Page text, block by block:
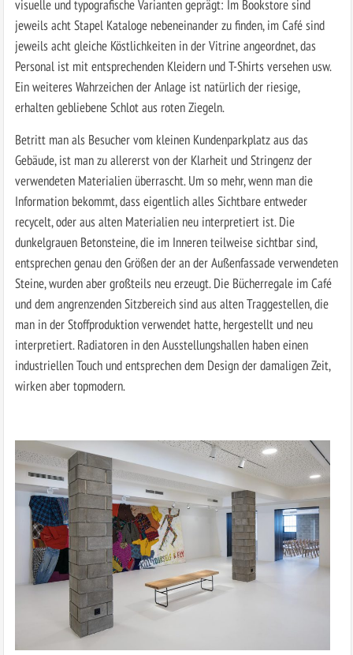
visuelle und typografische Varianten geprägt: Im Bookstore sind
jeweils acht Stapel Kataloge nebeneinander zu finden, im Café sind
jeweils acht gleiche Köstlichkeiten in der Vitrine angeordnet, das
Personal ist mit entsprechenden Kleidern und T-Shirts versehen usw.
Ein weiteres Wahrzeichen der Anlage ist natürlich der riesige,
erhalten gebliebene Schlot aus roten Ziegeln.
Betritt man als Besucher vom kleinen Kundenparkplatz aus das
Gebäude, ist man zu allererst von der Klarheit und Stringenz der
verwendeten Materialien überrascht. Um so mehr, wenn man die
Information bekommt, dass eigentlich alles Sichtbare entweder
recycelt, oder aus alten Materialien neu interpretiert ist. Die
dunkelgrauen Betonsteine, die im Inneren teilweise sichtbar sind,
entsprechen genau den Größen der an der Außenfassade verwendeten
Steine, wurden aber großteils neu erzeugt. Die Bücherregale im Café
und dem angrenzenden Sitzbereich sind aus alten Traggestellen, die
man in der Stoffproduktion verwendet hatte, hergestellt und neu
interpretiert. Radiatoren in den Ausstellungshallen haben einen
industriellen Touch und entsprechen dem Design der damaligen Zeit,
wirken aber topmodern.